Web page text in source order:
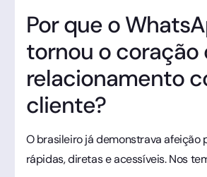
Por que o
tornou o coração
relacionamento
cliente?
O brasileiro já demonstrava afeição
rápidas, diretas e acessíveis. Nos